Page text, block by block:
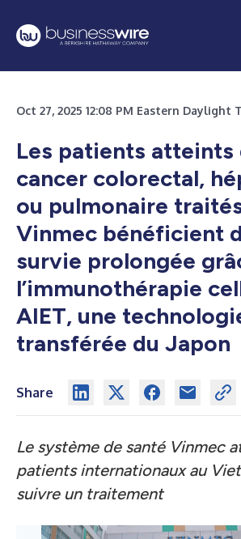
Oct 27, 2025 12:08 PM Eastern Daylight
Les patients atteints
cancer colorectal,
ou pulmonaire
Vinmec bénéficient
survie prolongée
l’immunothérapie
AIET, une
transférée du Japon
Share
Le système de santé Vinmec
patients internationaux au
suivre un traitement